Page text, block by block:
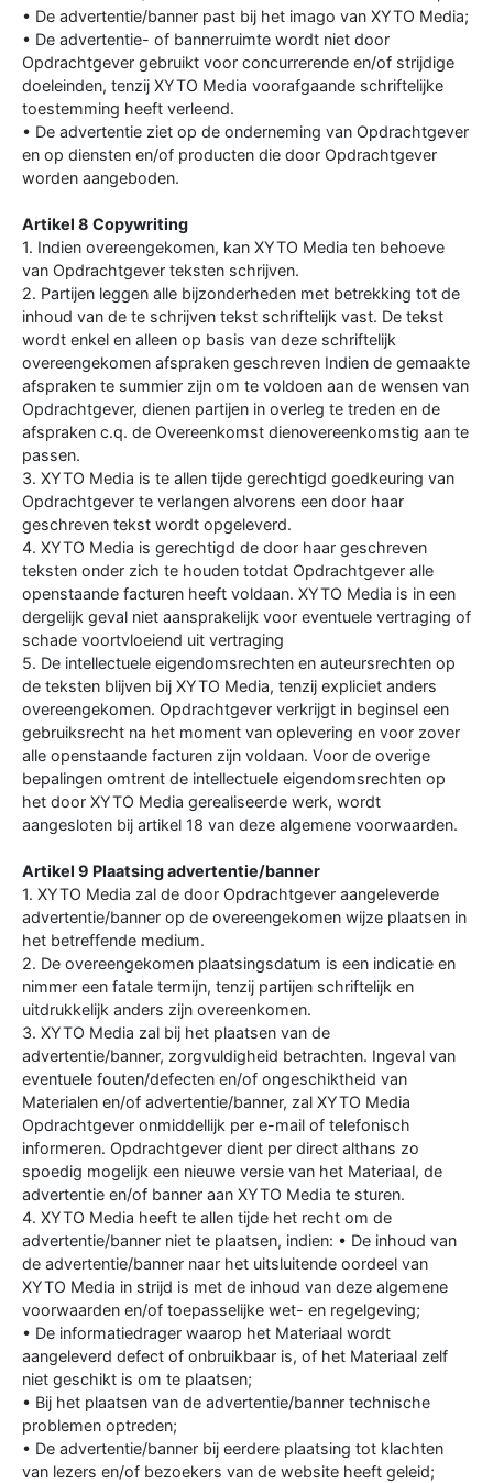
• De advertentie/banner past bij het imago van XYTO Media;
• De advertentie- of bannerruimte wordt niet door
Opdrachtgever gebruikt voor concurrerende en/of strijdige
doeleinden, tenzij XYTO Media voorafgaande schriftelijke
toestemming heeft verleend.
• De advertentie ziet op de onderneming van Opdrachtgever
en op diensten en/of producten die door Opdrachtgever
worden aangeboden.
Artikel 8 Copywriting
1. Indien overeengekomen, kan XYTO Media ten behoeve
van Opdrachtgever teksten schrijven.
2. Partijen leggen alle bijzonderheden met betrekking tot de
inhoud van de te schrijven tekst schriftelijk vast. De tekst
wordt enkel en alleen op basis van deze schriftelijk
overeengekomen afspraken geschreven Indien de gemaakte
afspraken te summier zijn om te voldoen aan de wensen van
Opdrachtgever, dienen partijen in overleg te treden en de
afspraken c.q. de Overeenkomst dienovereenkomstig aan te
passen.
3. XYTO Media is te allen tijde gerechtigd goedkeuring van
Opdrachtgever te verlangen alvorens een door haar
geschreven tekst wordt opgeleverd.
4. XYTO Media is gerechtigd de door haar geschreven
teksten onder zich te houden totdat Opdrachtgever alle
openstaande facturen heeft voldaan. XYTO Media is in een
dergelijk geval niet aansprakelijk voor eventuele vertraging of
schade voortvloeiend uit vertraging
5. De intellectuele eigendomsrechten en auteursrechten op
de teksten blijven bij XYTO Media, tenzij expliciet anders
overeengekomen. Opdrachtgever verkrijgt in beginsel een
gebruiksrecht na het moment van oplevering en voor zover
alle openstaande facturen zijn voldaan. Voor de overige
bepalingen omtrent de intellectuele eigendomsrechten op
het door XYTO Media gerealiseerde werk, wordt
aangesloten bij artikel 18 van deze algemene voorwaarden.
Artikel 9 Plaatsing advertentie/banner
1. XYTO Media zal de door Opdrachtgever aangeleverde
advertentie/banner op de overeengekomen wijze plaatsen in
het betreffende medium.
2. De overeengekomen plaatsingsdatum is een indicatie en
nimmer een fatale termijn, tenzij partijen schriftelijk en
uitdrukkelijk anders zijn overeenkomen.
3. XYTO Media zal bij het plaatsen van de
advertentie/banner, zorgvuldigheid betrachten. Ingeval van
eventuele fouten/defecten en/of ongeschiktheid van
Materialen en/of advertentie/banner, zal XYTO Media
Opdrachtgever onmiddellijk per e-mail of telefonisch
informeren. Opdrachtgever dient per direct althans zo
spoedig mogelijk een nieuwe versie van het Materiaal, de
advertentie en/of banner aan XYTO Media te sturen.
4. XYTO Media heeft te allen tijde het recht om de
advertentie/banner niet te plaatsen, indien: • De inhoud van
de advertentie/banner naar het uitsluitende oordeel van
XYTO Media in strijd is met de inhoud van deze algemene
voorwaarden en/of toepasselijke wet- en regelgeving;
• De informatiedrager waarop het Materiaal wordt
aangeleverd defect of onbruikbaar is, of het Materiaal zelf
niet geschikt is om te plaatsen;
• Bij het plaatsen van de advertentie/banner technische
problemen optreden;
• De advertentie/banner bij eerdere plaatsing tot klachten
van lezers en/of bezoekers van de website heeft geleid;